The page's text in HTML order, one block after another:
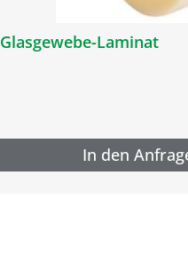
Glasgewebe-Laminat
In den